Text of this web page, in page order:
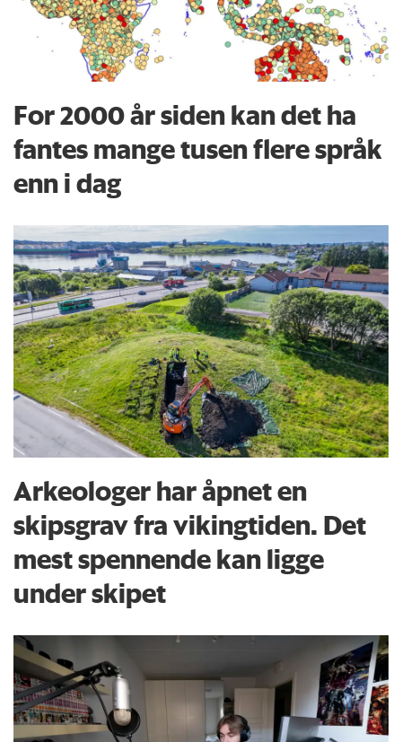
For 2000 år siden kan det ha
fantes mange tusen flere språk
enn i dag
Arkeologer har åpnet en
skipsgrav fra vikingtiden. Det
mest spennende kan ligge
under skipet